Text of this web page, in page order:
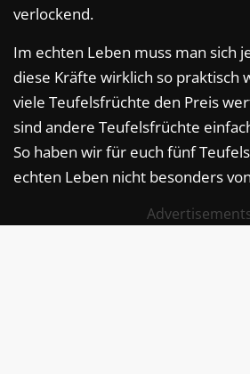
verlockend.
Im echten Leben muss man sich
diese Kräfte wirklich so praktisch
viele Teufelsfrüchte den Preis
sind andere Teufelsfrüchte
So haben wir für euch fünf
echten Leben nicht besonders